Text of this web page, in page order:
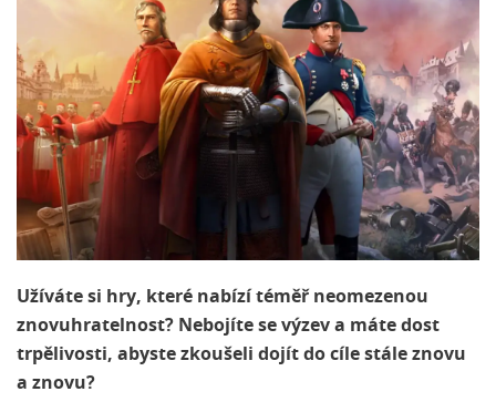
Užíváte si hry, které nabízí téměř neomezenou
znovuhratelnost? Nebojíte se výzev a máte dost
trpělivosti, abyste zkoušeli dojít do cíle stále znovu
a znovu?